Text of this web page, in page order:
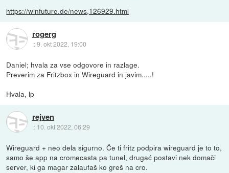
https://winfuture.de/news,126929.html
rogerg
::9. okt 2022, 19:00
Daniel; hvala za vse odgovore in razlage.
Preverim za Fritzbox in Wireguard in javim.....!
Hvala, lp
rejven
:: 10. okt 2022, 06:29
Wireguard + neo dela sigurno. Če ti fritz podpira wireguard je to to,
samo še app na cromecasta pa tunel, drugać postavi nek domači
server, ki ga magar zalaufaš ko greš na cro.